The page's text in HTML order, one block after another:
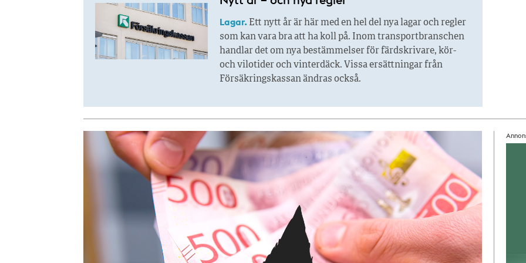
Lagar.Ett nytt år är här med en hel del nya lagar och regler
som kan vara bra att ha koll på. Inom transportbranschen
handlar det om nya bestämmelser för färdskrivare, kör-
och vilotider och vinterdäck. Vissa ersättningar från
Försäkringskassan ändras också.